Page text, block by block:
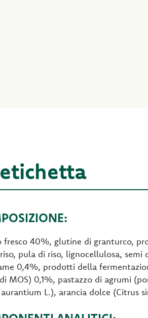
fresco 40%, glutine di granturco,
pula di riso, lignocellulosa,
0,4%, prodotti della
MOS) 0,1%, pastazzo di agrumi
L.), arancia dolce (Citrus